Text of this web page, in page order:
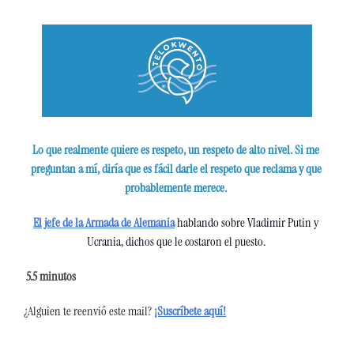
Lo que realmente quiere es respeto, un respeto de alto nivel. Si me
preguntan a mí, diría que es fácil darle el respeto que reclama y que
probablemente merece.
El jefe de la Armada de Alemania hablando sobre Vladimir Putin y
Ucrania, dichos que le costaron el puesto.
5.5 minutos
¿Alguien te reenvió este mail?¡Suscríbete aquí!